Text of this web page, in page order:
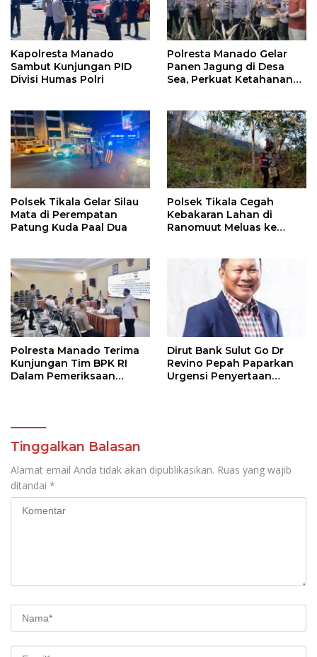
Kapolresta Manado
Sambut Kunjungan PID
Divisi Humas Polri
Polresta Manado Gelar
Panen Jagung di Desa
Sea, Perkuat Ketahanan
Polsek Tikala Gelar Silau
Mata di Perempatan
Patung Kuda Paal Dua
Polsek Tikala Cegah
Kebakaran Lahan di
Ranomuut Meluas ke
Polresta Manado Terima
Kunjungan Tim BPK RI
Dalam Pemeriksaan
Laporan Kamtibmas
Dirut Bank Sulut Go Dr
Revino Pepah Paparkan
Urgensi Penyertaan
Tinggalkan Balasan
Alamat email Anda tidak akan dipublikasikan. Ruas yang wajib
ditandai *